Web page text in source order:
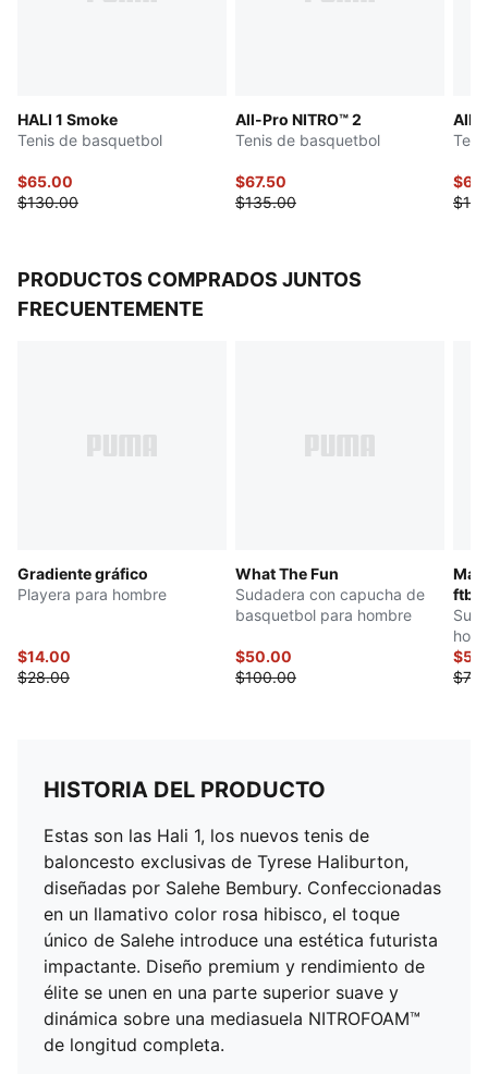
HALI 1 Smoke
Tenis de basquetbol
$65.00
$130.00
All-Pro NITRO™ 2
Tenis de basquetbol
$67.50
$135.00
All-
PRODUCTOS COMPRADOS JUNTOS
FRECUENTEMENTE
Gradiente gráfico
Playera para hombre
$14.00
$28.00
What The Fun
Sudadera con capucha de
basquetbol para hombre
$50.00
$100.00
HISTORIA DEL PRODUCTO
Estas son las Hali 1, los nuevos tenis de
baloncesto exclusivas de Tyrese Haliburton,
diseñadas por Salehe Bembury. Confeccionadas
en un llamativo color rosa hibisco, el toque
único de Salehe introduce una estética futurista
impactante. Diseño premium y rendimiento de
élite se unen en una parte superior suave y
dinámica sobre una mediasuela NITROFOAM™
de longitud completa.